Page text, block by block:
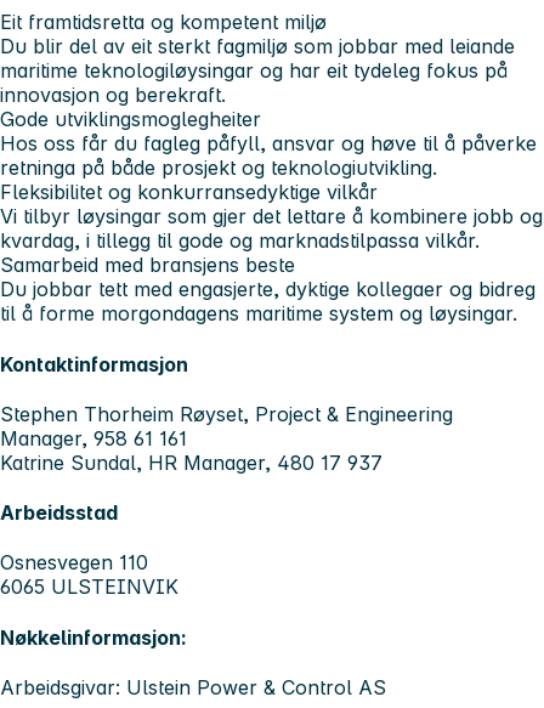
Eit framtidsretta og kompetent miljø
Du blir del av eit sterkt fagmiljø som jobbar med leiande
maritime teknologiløysingar og har eit tydeleg fokus på
innovasjon og berekraft.
Gode utviklingsmoglegheiter
Hos oss får du fagleg påfyll, ansvar og høve til å påverke
retninga på både prosjekt og teknologiutvikling.
Fleksibilitet og konkurransedyktige vilkår
Vi tilbyr løysingar som gjer det lettare å kombinere jobb og
kvardag, i tillegg til gode og marknadstilpassa vilkår.
Samarbeid med bransjens beste
Du jobbar tett med engasjerte, dyktige kollegaer og bidreg
til å forme morgondagens maritime system og løysingar.
Kontaktinformasjon
Stephen Thorheim Røyset, Project & Engineering
Manager, 958 61 161
Katrine Sundal, HR Manager, 480 17 937
Arbeidsstad
Osnesvegen 110
6065 ULSTEINVIK
Nøkkelinformasjon:
Arbeidsgivar: Ulstein Power & Control AS